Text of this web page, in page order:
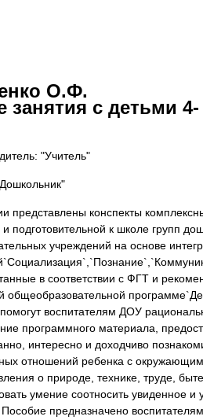
О.Ф.
занятия с детьми 4-
"Учитель"
представлены конспекты
подготовительной к школе групп
учреждений на основе
в соответствии с ФГТ и
общеобразовательной
воспитателям ДОУ
программного материала,
интересно и доходчиво
отношений ребенка с
о природе, технике, труде,
умение соотносить увиденное
предназначено